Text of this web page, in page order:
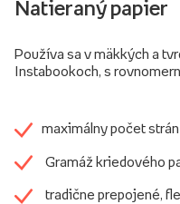
Natieraný papier
Používa sa v mäkkých a
Instabookoch, s
maximálny počet
Gramáž kriedového
tradične prepojené,